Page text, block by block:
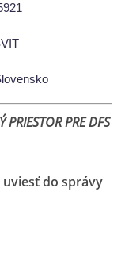
PRIESTOR PRE DFS
uviesť do správy